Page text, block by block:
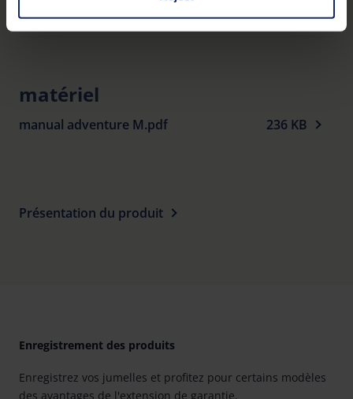
Policy and in the footer of our website).
Garantie
matériel
manual adventure M.pdf 236 KB
Présentation du produit
Enregistrement des produits
Enregistrez vos jumelles et profitez pour certains modèles
des avantages de l'extension de garantie.